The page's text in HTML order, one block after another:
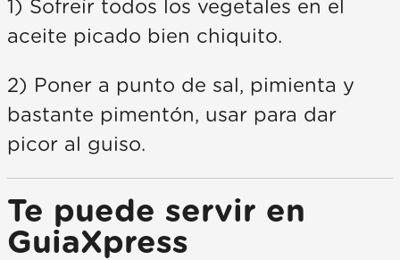
1) Sofreír todos los vegetales en el
aceite picado bien chiquito.
2) Poner a punto de sal, pimienta y
bastante pimentón, usar para dar
picor al guiso.
Te puede servir en
GuiaXpress